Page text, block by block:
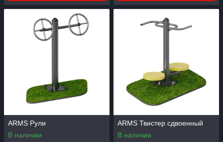
ARMS Рули
В наличии
ARMS Твистер сдвоенный
В наличии